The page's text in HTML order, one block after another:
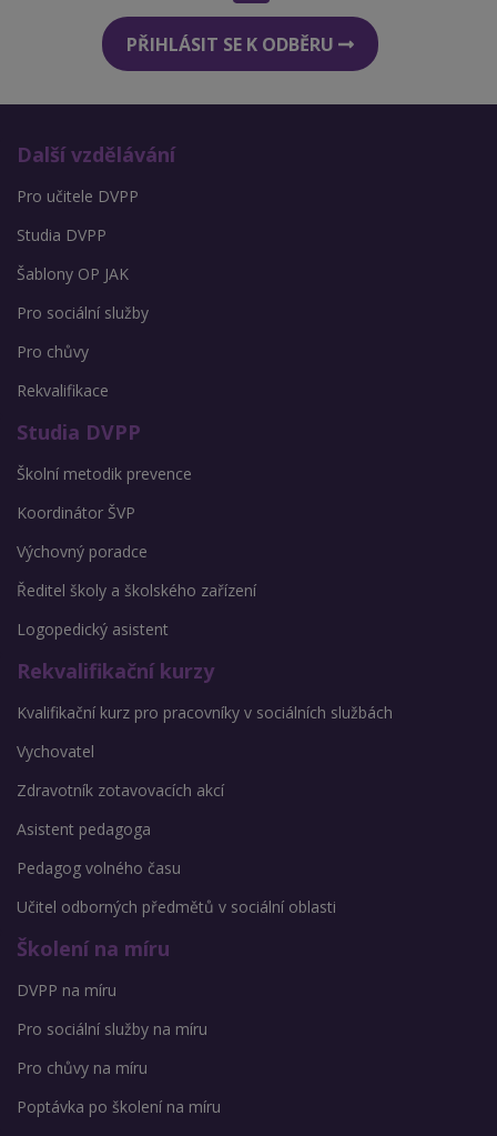
PŘIHLÁSIT SE K ODBĚRU
Další vzdělávání
Pro učitele DVPP
Studia DVPP
Šablony OP JAK
Pro sociální služby
Pro chůvy
Rekvalifikace
Studia DVPP
Školní metodik prevence
Koordinátor ŠVP
Výchovný poradce
Ředitel školy a školského zařízení
Logopedický asistent
Rekvalifikační kurzy
Kvalifikační kurz pro pracovníky v sociálních službách
Vychovatel
Zdravotník zotavovacích akcí
Asistent pedagoga
Pedagog volného času
Učitel odborných předmětů v sociální oblasti
Školení na míru
DVPP na míru
Pro sociální služby na míru
Pro chůvy na míru
Poptávka po školení na míru